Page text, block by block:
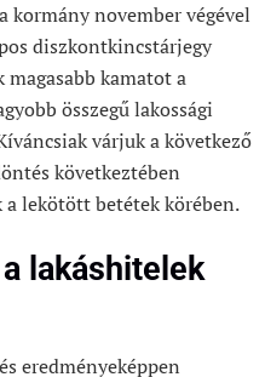
kormány november végével
diszkontkincstárjegy
kamatot a
összegű lakossági
várjuk a következő
következtében
lekötött betétek körében.
lakáshitelek
eredményeképpen